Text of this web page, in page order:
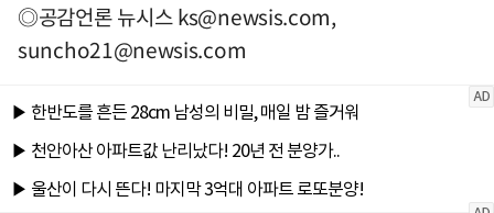
◎공감언론 뉴시스ks@newsis.com,
suncho21@newsis.com